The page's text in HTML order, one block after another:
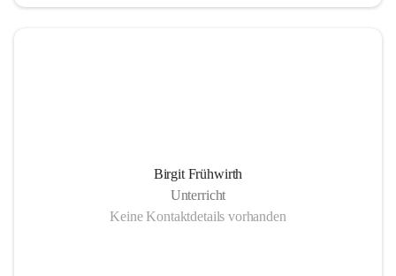
Birgit Frühwirth
Unterricht
Keine Kontaktdetails vorhanden